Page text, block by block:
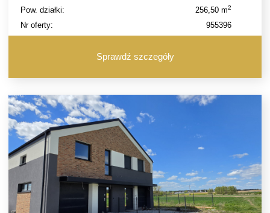
Pow. działki: 256,50 m2
Nr oferty: 955396
Sprawdź szczegóły